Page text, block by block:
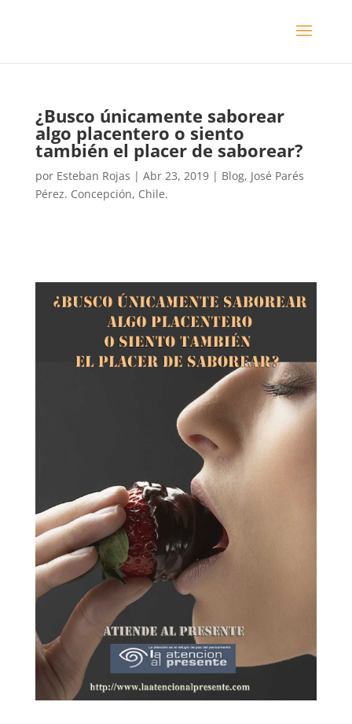
¿Busco únicamente saborear
algo placentero o siento
también el placer de saborear?
por Esteban Rojas | Abr 23, 2019| Blog, José Parés
Pérez. Concepción, Chile.